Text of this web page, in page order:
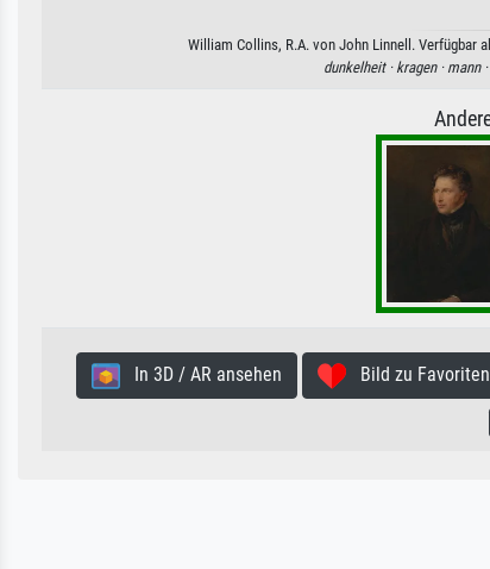
William Collins, R.A. von John Linnell. Verfügbar
dunkelheit · kragen · mann ·
In 3D / AR ansehen Bild zu Favoriten